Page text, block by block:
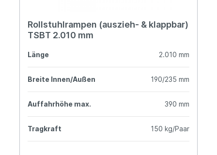
Rollstuhlrampen (auszieh- & klappbar)
TSBT 2.010 mm
Länge 2.010 mm
Breite Innen/Außen 190/235 mm
Auffahrhöhe max. 390 mm
Tragkraft 150 kg/Paar